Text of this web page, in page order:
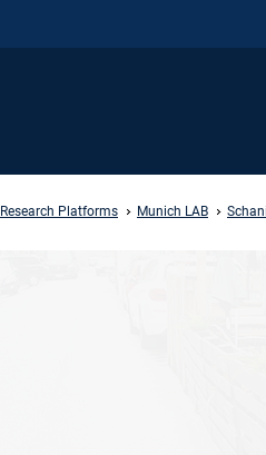
Research Platforms Munich LAB